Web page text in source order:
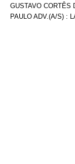
GUSTAVO CORTÊS
PAULO ADV.(A/S) :